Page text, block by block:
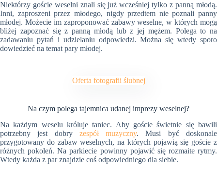
Niektórzy goście weselni znali się już wcześniej tylko z panną młodą.
Inni, zaproszeni przez młodego, nigdy przedtem nie poznali panny
młodej. Możecie im zaproponować zabawy weselne, w których mogą
bliżej zapoznać się z panną młodą lub z jej mężem. Polega to na
zadawaniu pytań i udzielaniu odpowiedzi. Można się wtedy sporo
dowiedzieć na temat pary młodej.
Oferta fotografii ślubnej
Na czym polega tajemnica udanej imprezy weselnej?
Na każdym weselu króluje taniec. Aby goście świetnie się bawili
potrzebny jest dobry zespół muzyczny. Musi być doskonale
przygotowany do zabaw weselnych, na których pojawią się goście z
różnych pokoleń. Na parkiecie powinny pojawić się rozmaite rytmy.
Wtedy każda z par znajdzie coś odpowiedniego dla siebie.